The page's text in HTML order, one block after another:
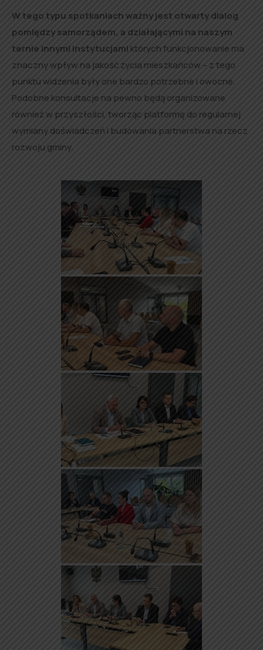
W tego typu spotkaniach ważny jest otwarty dialog
pomiędzy samorządem, a działającymi na naszym
ternie innymi instytucjami których funkcjonowanie ma
znaczny wpływ na jakość życia mieszkańców – z tego
punktu widzenia były one bardzo potrzebne i owocne.
Podobne konsultacje na pewno będą organizowane
również w przyszłości, tworząc platformę do regularnej
wymiany doświadczeń i budowania partnerstwa na rzecz
rozwoju gminy.